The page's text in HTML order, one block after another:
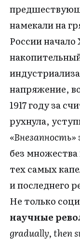
намекали на
России начало
напряжение,
1917 году за
рухнула,
«Внезапность»
без
тех самых
и последнего
Не только
научные
gradually, then